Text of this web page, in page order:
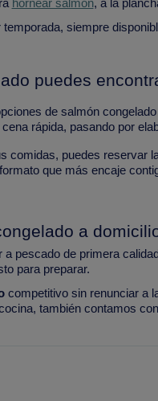
hornear salmón, a la
siempre
puedes
de salmón
rápida, pasando por
comidas, puedes
que más encaje
a
pescado de primera
para preparar.
competitivo sin renunciar a
también contamos